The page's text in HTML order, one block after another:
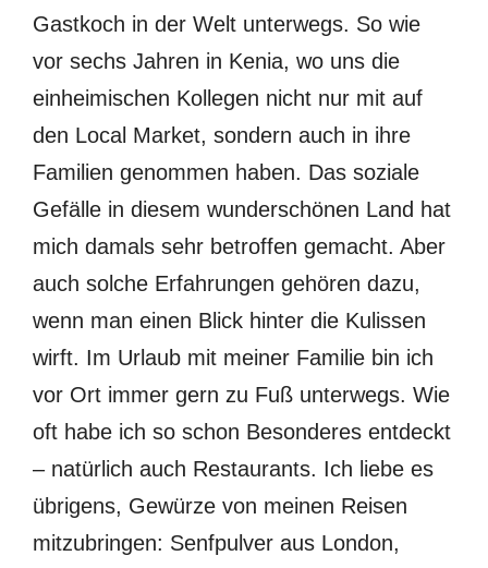
Gastkoch in der Welt unterwegs. So wie
vor sechs Jahren in Kenia, wo uns die
einheimischen Kollegen nicht nur mit auf
den Local Market, sondern auch in ihre
Familien genommen haben. Das soziale
Gefälle in diesem wunderschönen Land hat
mich damals sehr betroffen gemacht. Aber
auch solche Erfahrungen gehören dazu,
wenn man einen Blick hinter die Kulissen
wirft. Im Urlaub mit meiner Familie bin ich
vor Ort immer gern zu Fuß unterwegs. Wie
oft habe ich so schon Besonderes entdeckt
– natürlich auch Restaurants. Ich liebe es
übrigens, Gewürze von meinen Reisen
mitzubringen: Senfpulver aus London,